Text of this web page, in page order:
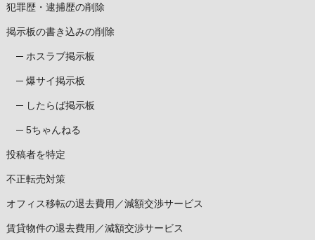
犯罪歴・逮捕歴の削除
掲示板の書き込みの削除
ホスラブ掲示板
爆サイ掲示板
したらば掲示板
5ちゃんねる
投稿者を特定
不正転売対策
オフィス移転の退去費用／減額交渉サービス
賃貸物件の退去費用／減額交渉サービス